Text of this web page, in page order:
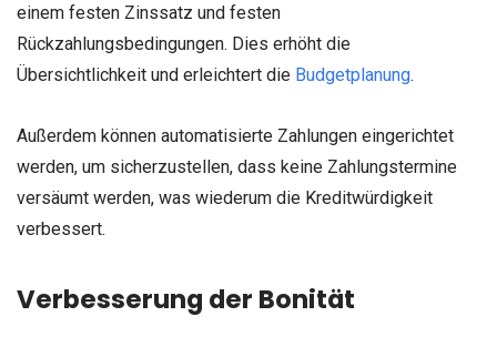
einem festen Zinssatz und festen
Rückzahlungsbedingungen. Dies erhöht die
Übersichtlichkeit und erleichtert die Budgetplanung.
Außerdem können automatisierte Zahlungen eingerichtet
werden, um sicherzustellen, dass keine Zahlungstermine
versäumt werden, was wiederum die Kreditwürdigkeit
verbessert.
Verbesserung der Bonität